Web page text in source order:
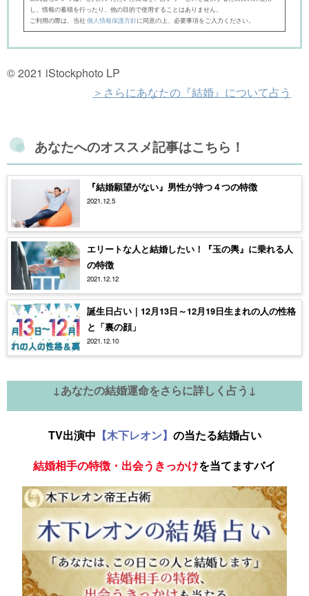
し、情報の蓄積を行ったり、他の目的で使用することはありません。
ご利用の際は、当社 個人情報保護方針に同意の上、必要事項をご入力ください。
© 2021 iStockphoto LP
＞さらにあなたの『結婚』について占う
あなたへのオススメ記事はこちら！
『結婚願望がない』男性が持つ４つの特徴
2021.12.5
エリートな人と結婚したい！『玉の輿』に乗れる人
の特徴
2021.12.12
誕生日占い｜12月13日～12月19日生まれの人の性格
と「裏の顔」
2021.12.10
↓あなたの結婚運命をさらに詳しく占う↓
TV出演中 【木下レオン】 の当たる結婚占い
結婚相手の特徴・出会うきっかけを当てますバイ